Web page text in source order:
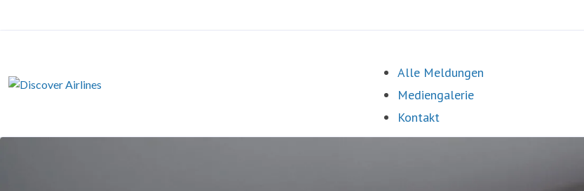
Alle Meldungen
Mediengalerie
Kontakt